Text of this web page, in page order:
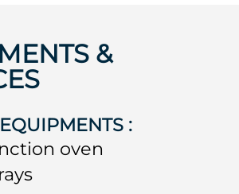
&
:
oven